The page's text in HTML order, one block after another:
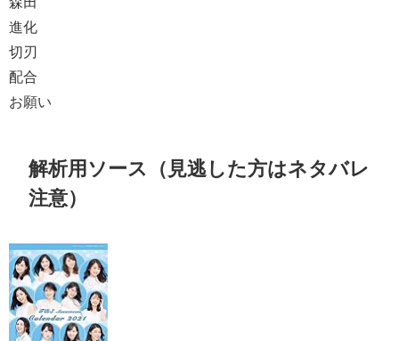
進化
切刃
配合
お願い
解析用ソース（見逃した方はネタバレ
注意）